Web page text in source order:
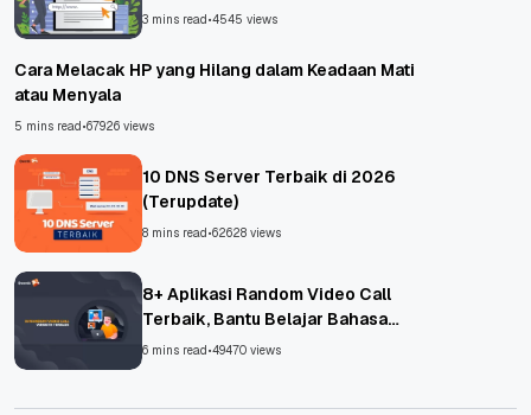
Untungnya?
3 mins read•4545 views
Cara Melacak HP yang Hilang dalam Keadaan Mati
atau Menyala
5 mins read•67926 views
10 DNS Server Terbaik di 2026
(Terupdate)
8 mins read•62628 views
8+ Aplikasi Random Video Call
Terbaik, Bantu Belajar Bahasa
Asing!
6 mins read•49470 views